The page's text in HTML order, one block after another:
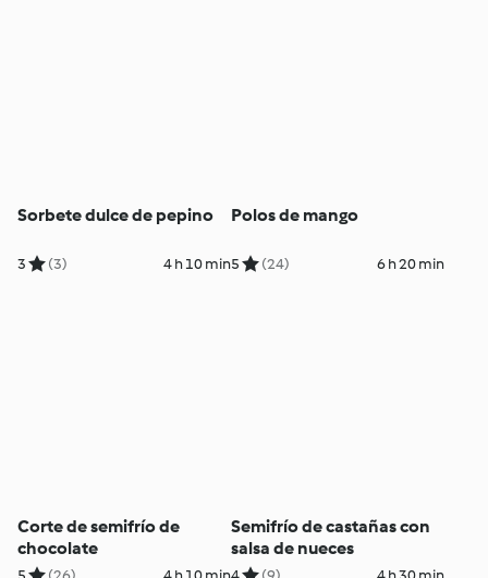
Sorbete dulce de pepino
3 (3) 4 h 10 min
Polos de mango
5 (24) 6 h 20 min
Corte de semifrío de
chocolate
Semifrío de castañas con
salsa de nueces